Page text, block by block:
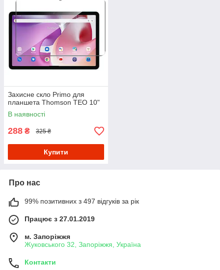
Захисне скло Primo для
планшета Thomson TEO 10"
В наявності
288 ₴ 325 ₴
Купити
Про нас
99% позитивних з 497 відгуків за рік
Працює з 27.01.2019
м. Запоріжжя
Жуковського 32, Запоріжжя, Україна
Контакти